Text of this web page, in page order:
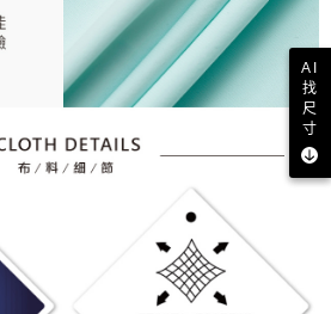
AI
找
尺
寸